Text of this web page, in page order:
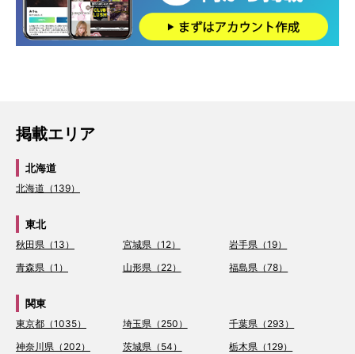
掲載エリア
北海道
北海道（139）
東北
秋田県（13） 宮城県（12）
岩手県（19）
青森県（1）
山形県（22） 福島県（78）
関東
東京都（1035） 埼玉県（250）
千葉県（293）
神奈川県（202）
茨城県（54）
栃木県（129）